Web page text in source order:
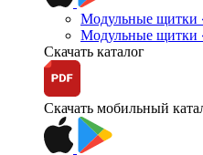
Модульные щитки
Модульные щитки
Скачать каталог
Скачать мобильный